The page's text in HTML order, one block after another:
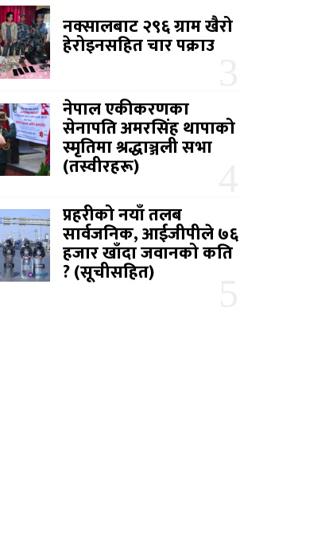
नक्सालबाट २९६ ग्राम खैरो
हेरोइनसहित चार पक्राउ
नेपाल एकीकरणका
सेनापति अमरसिंह थापाको
स्मृतिमा श्रद्धाञ्जली सभा
(तस्वीरहरू)
प्रहरीको नयाँ तलब
सार्वजनिक, आईजीपीले ७६
हजार खाँदा जवानको कति
? (सूचीसहित)